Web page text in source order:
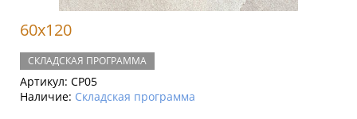
60x120
СКЛАДСКАЯ ПРОГРАММА
Артикул: CP05
Наличие: Складская программа